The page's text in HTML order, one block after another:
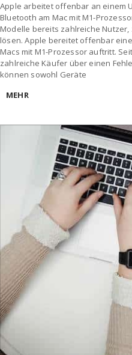
Apple arbeitet offenbar an einem
Bluetooth am Mac mit M1-
Modelle bereits zahlreiche
lösen. Apple bereitet offenbar
Macs mit M1-Prozessor auftritt.
zahlreiche Käufer über einen
können sowohl Geräte
MEHR